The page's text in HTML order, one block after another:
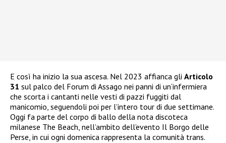
E così ha inizio la sua ascesa. Nel 2023 affianca gli Articolo
31 sul palco del Forum di Assago nei panni di un’infermiera
che scorta i cantanti nelle vesti di pazzi fuggiti dal
manicomio, seguendoli poi per l’intero tour di due settimane.
Oggi fa parte del corpo di ballo della nota discoteca
milanese The Beach, nell’ambito dell’evento Il Borgo delle
Perse, in cui ogni domenica rappresenta la comunità trans.